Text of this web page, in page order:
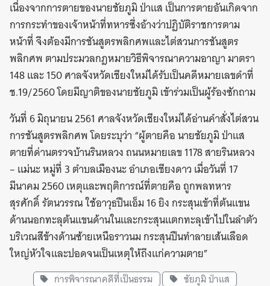
เนื่องจากการตายของนายชัยภูมิ ป่าแส เป็นการตายอันเกิดจาก
การกระทำของเจ้าหน้าที่ทหารซึ่งอ้างว่าปฏิบัติราชการตาม
หน้าที่ จึงต้องมีการชันสูตรพลิกศพและไต่สวนการชันสูตร
พลิกศพ ตามประมวลกฎหมายวิธีพิจารณาความอาญา มาตรา
148 และ 150 ศาลจังหวัดเชียงใหม่ได้รับเป็นคดีหมายเลขดำที่
ช.19/2560 โดยมีญาติของนายชัยภูมิ เข้าร่วมเป็นผู้ร้องซักถาม
วันที่ 6 มิถุนายน 2561 ศาลจังหวัดเชียงใหม่ได้อ่านคำสั่งไต่สวน
การชันสูตรพลิกศพ โดยระบุว่า “ผู้ตายคือ นายชัยภูมิ ป่าแส
ตายที่ด่านตรวจบ้านรินหลวง ถนนหมายเลข 1178 สายรินหลวง
– แม่นะ หมู่ที่ 3 ตำบลเมืองนะ อำเภอเชียงดาว เมื่อวันที่ 17
มีนาคม 2560 เหตุและพฤติการณ์ที่ตายคือ ถูกพลทหาร
สุรศักดิ์ รัตนวรรณ ใช้อาวุธปืนเอ็ม 16 ยิง กระสุนเข้าที่ต้นแขน
ด้านนอกทะลุต้นแขนด้านในและกระสุนแตกทะลุเข้าไปในลำตัว
บริเวณสีข้างด้านซ้ายเหนือราวนม กระสุนปืนทำลายเส้นเลือด
ใหญ่หัวใจและปอดจนเป็นเหตุให้ถึงแก่ความตาย”
การพิจารณาคดีที่เป็นธรรม
ชัยภูมิ ป่าแส